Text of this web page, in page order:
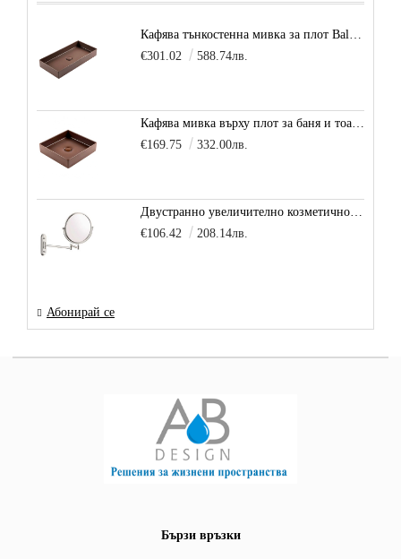
Кафява тънкостенна мивка за плот Balance, цвят - карамел
€301.02
588.74лв.
Кафява мивка върху плот за баня и тоалетна Decente, цвят - карамел
€169.75
332.00лв.
Двустранно увеличително козметично огледало за баня Vitra Arkitekt
€106.42
208.14лв.
Абонирай се
Бързи връзки